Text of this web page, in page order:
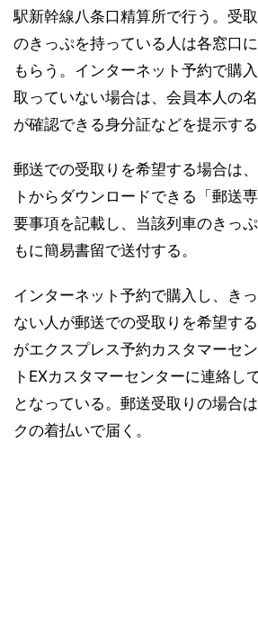
駅新幹線八条口精算所で行う。受
のきっぷを持っている人は各窓口
もらう。インターネット予約で購
取っていない場合は、会員本人の
が確認できる身分証などを提示する
郵送での受取りを希望する場合は
トからダウンロードできる「郵送
要事項を記載し、当該列車のきっ
もに簡易書留で送付する。
インターネット予約で購入し、き
ない人が郵送での受取りを希望す
がエクスプレス予約カスタマーセ
トEXカスタマーセンターに連絡し
となっている。郵送受取りの場合
クの着払いで届く。